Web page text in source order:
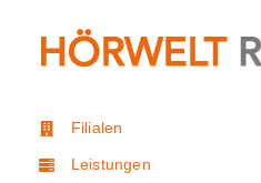
Filialen
Leistungen